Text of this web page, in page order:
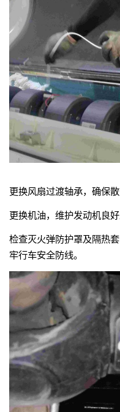
更换风扇过渡轴承，确保
更换机油，维护发动机良
检查灭火弹防护罩及隔热
牢行车安全防线。